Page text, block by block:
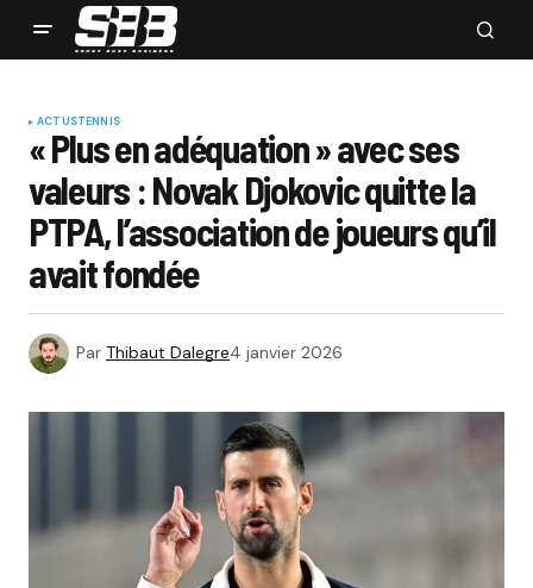
ACTUSTENNIS
« Plus en adéquation » avec ses
valeurs : Novak Djokovic quitte la
PTPA, l’association de joueurs qu’il
avait fondée
Par Thibaut Dalegre4 janvier 2026